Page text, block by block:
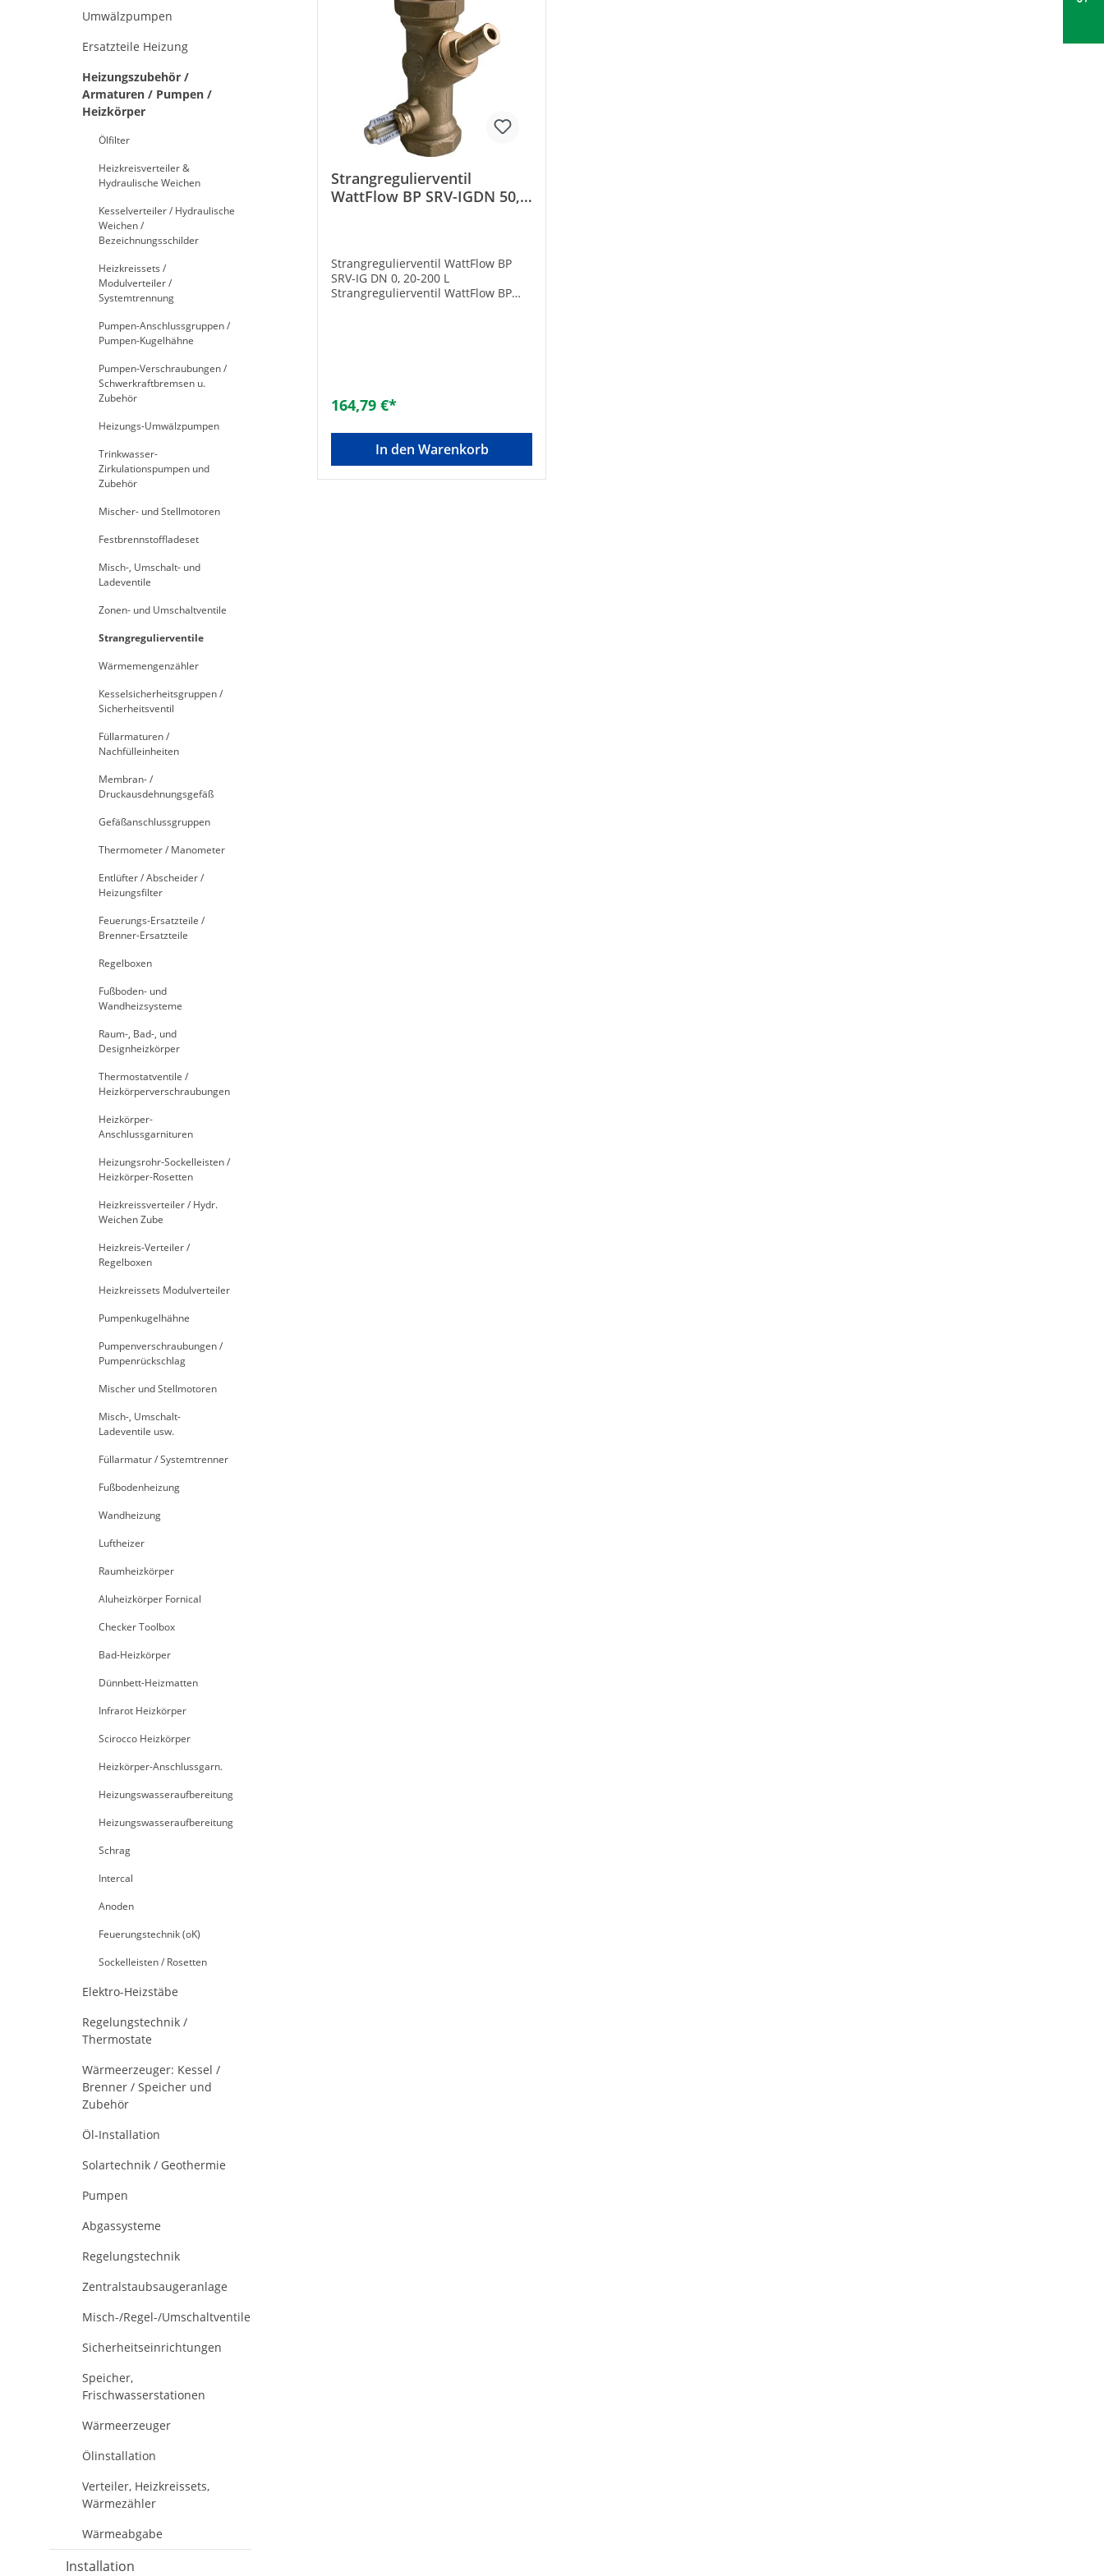
Umwälzpumpen
Ersatzteile Heizung
Heizungszubehör /
Armaturen / Pumpen /
Heizkörper
Ölfilter
Heizkreisverteiler &
Hydraulische Weichen
Kesselverteiler / Hydraulische
Weichen /
Bezeichnungsschilder
Heizkreissets /
Modulverteiler /
Systemtrennung
Pumpen-Anschlussgruppen /
Pumpen-Kugelhähne
Pumpen-Verschraubungen /
Schwerkraftbremsen u.
Zubehör
Heizungs-Umwälzpumpen
Trinkwasser-
Zirkulationspumpen und
Zubehör
Mischer- und Stellmotoren
Festbrennstoffladeset
Misch-, Umschalt- und
Ladeventile
Zonen- und Umschaltventile
Strangregulierventile
Wärmemengenzähler
Kesselsicherheitsgruppen /
Sicherheitsventil
Füllarmaturen /
Nachfülleinheiten
Membran- /
Druckausdehnungsgefäß
Gefäßanschlussgruppen
Thermometer / Manometer
Entlüfter / Abscheider /
Heizungsfilter
Feuerungs-Ersatzteile /
Brenner-Ersatzteile
Regelboxen
Fußboden- und
Wandheizsysteme
Raum-, Bad-, und
Designheizkörper
Thermostatventile /
Heizkörperverschraubungen
Heizkörper-
Anschlussgarnituren
Heizungsrohr-Sockelleisten /
Heizkörper-Rosetten
Heizkreissverteiler / Hydr.
Weichen Zube
Heizkreis-Verteiler /
Regelboxen
Heizkreissets Modulverteiler
Pumpenkugelhähne
Pumpenverschraubungen /
Pumpenrückschlag
Mischer und Stellmotoren
Misch-, Umschalt-
Ladeventile usw.
Füllarmatur / Systemtrenner
Fußbodenheizung
Wandheizung
Luftheizer
Raumheizkörper
Aluheizkörper Fornical
Checker Toolbox
Bad-Heizkörper
Dünnbett-Heizmatten
Infrarot Heizkörper
Scirocco Heizkörper
Heizkörper-Anschlussgarn.
Heizungswasseraufbereitung
Heizungswasseraufbereitung
Schrag
Intercal
Anoden
Feuerungstechnik (oK)
Sockelleisten / Rosetten
Elektro-Heizstäbe
Regelungstechnik /
Thermostate
Wärmeerzeuger: Kessel /
Brenner / Speicher und
Zubehör
Öl-Installation
Solartechnik / Geothermie
Pumpen
Abgassysteme
Regelungstechnik
Zentralstaubsaugeranlage
Misch-/Regel-/Umschaltventile
Sicherheitseinrichtungen
Speicher,
Frischwasserstationen
Wärmeerzeuger
Ölinstallation
Verteiler, Heizkreissets,
Wärmezähler
Wärmeabgabe
Installation
Strangregulierventil
WattFlow BP SRV-IGDN 50,
Strangregulierventil WattFlow BP
SRV-IG DN 0, 20-200 L
Strangregulierventil WattFlow BP
164,79 €*
In den Warenkorb